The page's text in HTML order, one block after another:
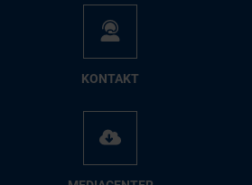
KON­TAKT